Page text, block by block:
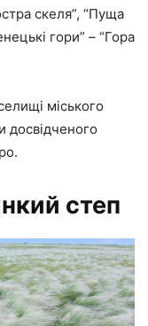
скеля”, “Пуща
гори” – “Гора
міського
досвідченого
степ